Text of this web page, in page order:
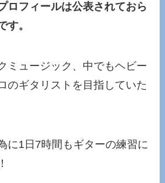
ロフィールは公表されておら
す。
ミュージック、中でもヘビー
のギタリストを目指していた
に1日7時間もギターの練習に